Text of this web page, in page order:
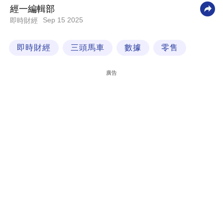
科
經一編輯部
即時財經 Sep 15 2025
即時財經 三頭馬車 數據 零售
廣告